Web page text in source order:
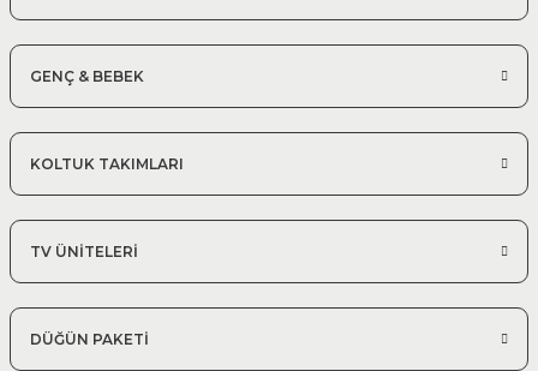
GENÇ & BEBEK
KOLTUK TAKIMLARI
TV ÜNİTELERİ
DÜĞÜN PAKETİ